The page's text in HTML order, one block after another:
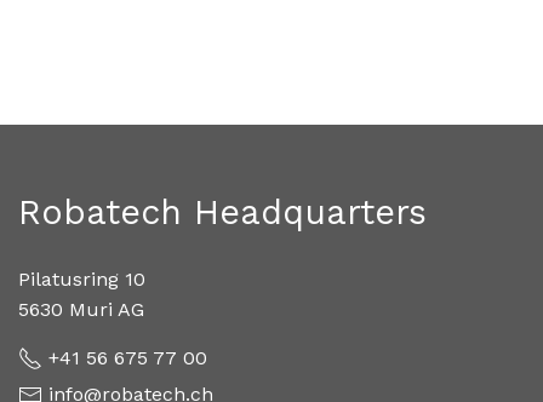
Robatech Headquarters
Pilatusring 10
5630 Muri AG
+41 56 675 77 00
info@robatech.ch